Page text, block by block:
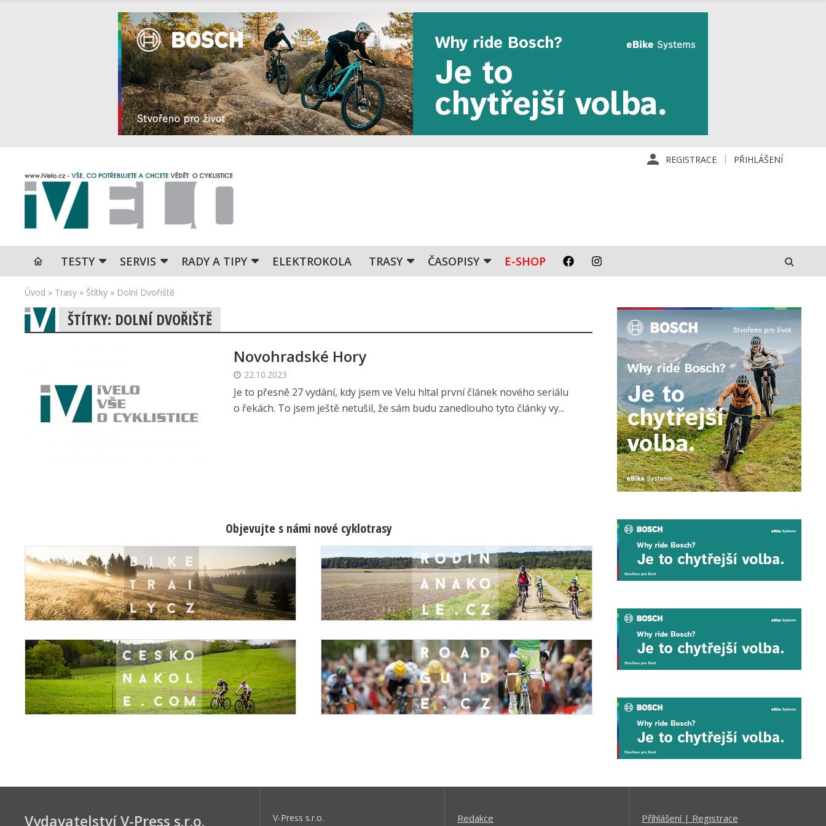
REGISTRACE PŘIHLÁŠENÍ
TESTY SERVIS RADY A TIPY ELEKTROKOLA TRASY ČASOPISY E-SHOP
Úvod » Trasy » Štítky » Dolní Dvořiště
ŠTÍTKY: DOLNÍ DVOŘIŠTĚ
Novohradské Hory
22.10.2023
Je to přesně 27 vydání, kdy jsem ve Velu hltal první článek nového seriálu
o řekách. To jsem ještě netušil, že sám budu zanedlouho tyto články vy...
Objevujte s námi nové cyklotrasy
Vydavatelství V-Press s.r.o.
V-Press s.r.o.
Redakce Příhlášení | Registrace